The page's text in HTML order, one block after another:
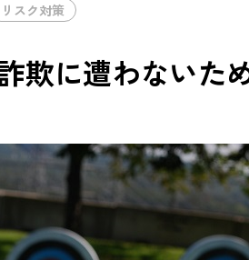
リスク対策
欺に遭わないた